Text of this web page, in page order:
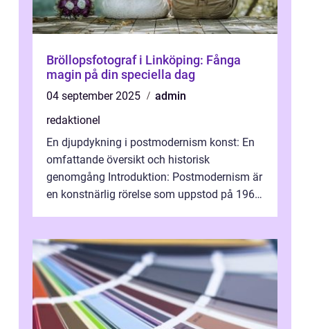
Bröllopsfotograf i Linköping: Fånga
magin på din speciella dag
04 september 2025
admin
redaktionel
En djupdykning i postmodernism konst: En
omfattande översikt och historisk
genomgång Introduktion: Postmodernism är
en konstnärlig rörelse som uppstod på 1960-